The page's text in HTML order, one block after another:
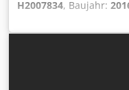
H2007834, Baujahr:
kg Motorhersteller:
Maschinen zum